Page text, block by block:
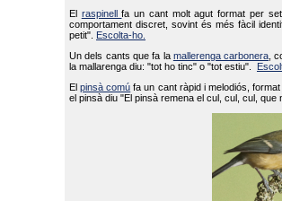
El raspinellfa un cant molt agut format per
comportament discret, sovint és més fàcil
petit".
Escolta-ho.
Un dels cants que fa la mallerenga carbonera ,
la mallarenga diu: "tot ho tinc" o "tot estiu".
Elpinsà comú fa un cant ràpid i melodiós,
el pinsà diu "El pinsà remena el cul, cul, cul,